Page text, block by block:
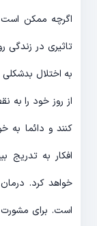
اگرچه ممکن است
تاثیری در زندگی
به اختلال
از روز خود را به
کنند و دائما به
افکار به تدریج
خواهد کرد.
است. برای مشورت